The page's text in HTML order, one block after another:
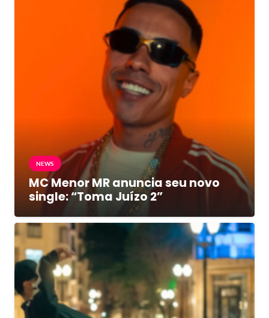
NEWS
MC Menor MR anuncia seu novo
single: “Toma Juízo 2”